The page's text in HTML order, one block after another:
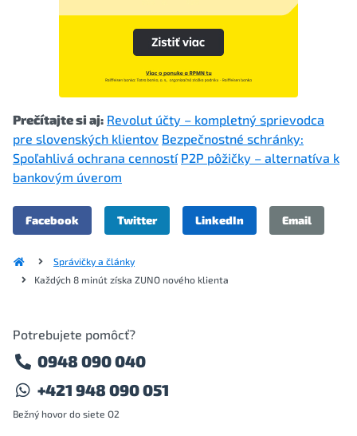
Prečítajte si aj: Revolut účty – kompletný sprievodca
pre slovenských klientov Bezpečnostné schránky:
Spoľahlivá ochrana cenností P2P pôžičky – alternatíva k
bankovým úverom
Facebook Twitter LinkedIn Email
Správičky a články
Každých 8 minút získa ZUNO nového klienta
Potrebujete pomôcť?
0948 090 040
+421 948 090 051
Bežný hovor do siete O2